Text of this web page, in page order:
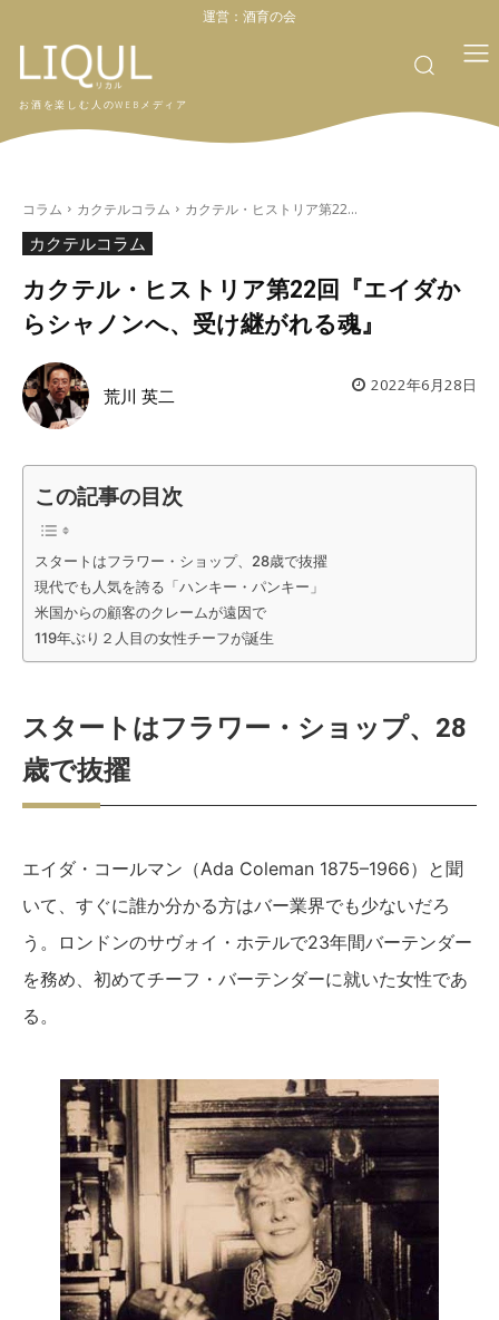
運営： 酒育の会
お酒を楽しむ人のWEBメディア
コラム カクテルコラム カクテル・ヒストリア第22...
カクテルコラム
カクテル・ヒストリア第22回『エイダか
らシャノンへ、受け継がれる魂』
荒川 英二 2022年6月28日
この記事の目次
スタートはフラワー・ショップ、28歳で抜擢
現代でも人気を誇る「ハンキー・パンキー」
米国からの顧客のクレームが遠因で
119年ぶり２人目の女性チーフが誕生
スタートはフラワー・ショップ、28
歳で抜擢
エイダ・コールマン（Ada Coleman 1875–1966）と聞
いて、すぐに誰か分かる方はバー業界でも少ないだろ
う。ロンドンのサヴォイ・ホテルで23年間バーテンダー
を務め、初めてチーフ・バーテンダーに就いた女性であ
る。